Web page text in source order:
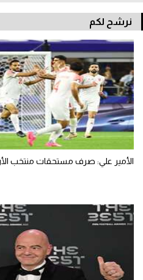
نرشح لكم
الأمير علي: صرف مستحقات منتخب